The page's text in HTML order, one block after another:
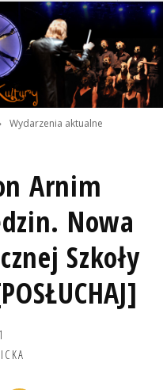
Wydarzenia aktualne
Arnim
Nowa
Szkoły